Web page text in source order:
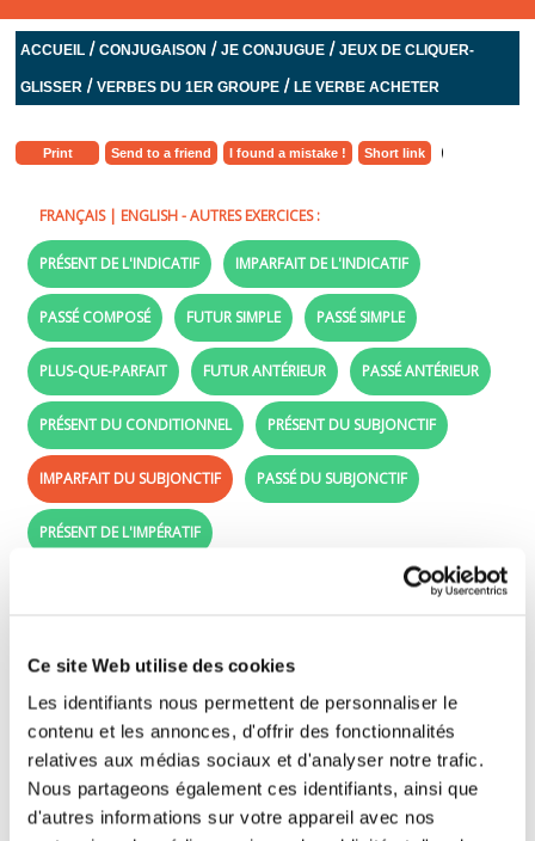
Ce site Web utilise des cookies
Les identifiants nous permettent de personnaliser le
contenu et les annonces, d'offrir des fonctionnalités
relatives aux médias sociaux et d'analyser notre trafic.
Nous partageons également ces identifiants, ainsi que
d'autres informations sur votre appareil avec nos
ACCUEIL /CONJUGAISON /JE CONJUGUE /JEUX DE CLIQUER-
GLISSER /VERBES DU 1ER GROUPE /LE VERBE ACHETER
Print Send to a friend I found a mistake ! Short link
FRANÇAIS| ENGLISH- AUTRES EXERCICES :
PRÉSENT DE L'INDICATIF IMPARFAIT DE L'INDICATIF
PASSÉ COMPOSÉ FUTUR SIMPLE PASSÉ SIMPLE
PLUS-QUE-PARFAIT FUTUR ANTÉRIEUR PASSÉ ANTÉRIEUR
PRÉSENT DU CONDITIONNEL PRÉSENT DU SUBJONCTIF
IMPARFAIT DU SUBJONCTIF PASSÉ DU SUBJONCTIF
PRÉSENT DE L'IMPÉRATIF
Imparfait du subjonctif - Learn French:
Drag the conjugated forms (purple labels) in
front of the right subjects (je, tu, il, ..).
que j'